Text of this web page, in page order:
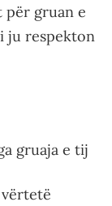
për gruan e
ju respekton
gruaja e tij